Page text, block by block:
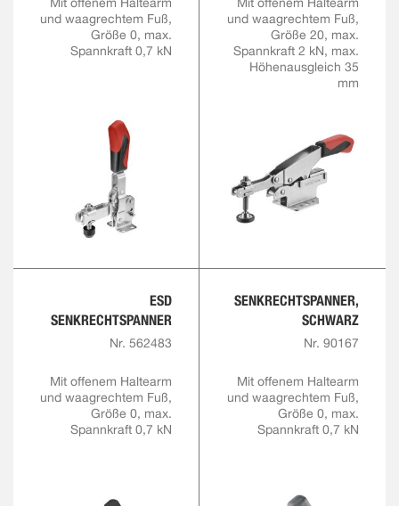
Mit offenem Haltearm
und waagrechtem Fuß,
Größe 0, max.
Spannkraft 0,7 kN
Mit offenem Haltearm
und waagrechtem Fuß,
Größe 20, max.
Spannkraft 2 kN, max.
Höhenausgleich 35
mm
ESD
SENKRECHTSPANNER
Nr. 562483
Mit offenem Haltearm
und waagrechtem Fuß,
Größe 0, max.
Spannkraft 0,7 kN
SENKRECHTSPANNER,
SCHWARZ
Nr. 90167
Mit offenem Haltearm
und waagrechtem Fuß,
Größe 0, max.
Spannkraft 0,7 kN